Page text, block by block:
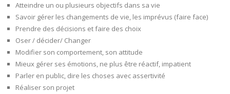
Atteindre un ou plusieurs objectifs dans sa vie
Savoir gérer les changements de vie, les imprévus (faire face)
Prendre des décisions et faire des choix
Oser / décider/ Changer
Modifier son comportement, son attitude
Mieux gérer ses émotions, ne plus être réactif, impatient
Parler en public, dire les choses avec assertivité
Réaliser son projet